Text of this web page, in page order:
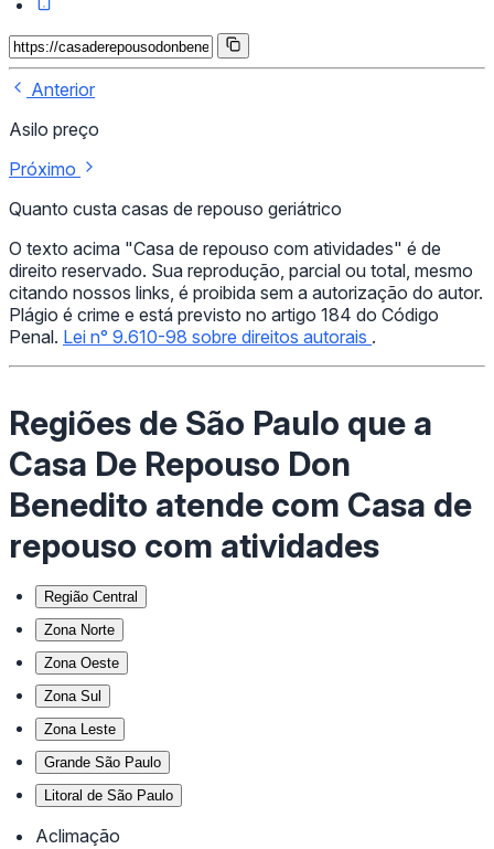
Anterior
Asilo preço
Próximo
Quanto custa casas de repouso geriátrico
O texto acima "Casa de repouso com atividades" é de
direito reservado. Sua reprodução, parcial ou total, mesmo
citando nossos links, é proibida sem a autorização do autor.
Plágio é crime e está previsto no artigo 184 do Código
Penal. Lei n° 9.610-98 sobre direitos autorais .
Regiões de São Paulo que a
Casa De Repouso Don
Benedito atende com Casa de
repouso com atividades
Região Central
Zona Norte
Zona Oeste
Zona Sul
Zona Leste
Grande São Paulo
Litoral de São Paulo
Aclimação